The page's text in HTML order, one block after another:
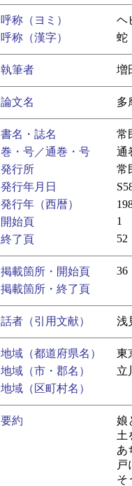
呼称（ヨミ）
ヘ
呼称（漢字） 蛇
執筆者 増
論文名 多
書名・誌名
常
巻・号／通巻・号
通
発行所
常
発行年月日
発行年（西暦）
開始頁
1
終了頁 52
掲載箇所・開始頁
36
掲載箇所・終了頁
話者（引用文献） 浅
地域（都道府県名）
東
地域（市・郡名）
立
地域（区町村名）
要約
娘
土
あ
戸
そ